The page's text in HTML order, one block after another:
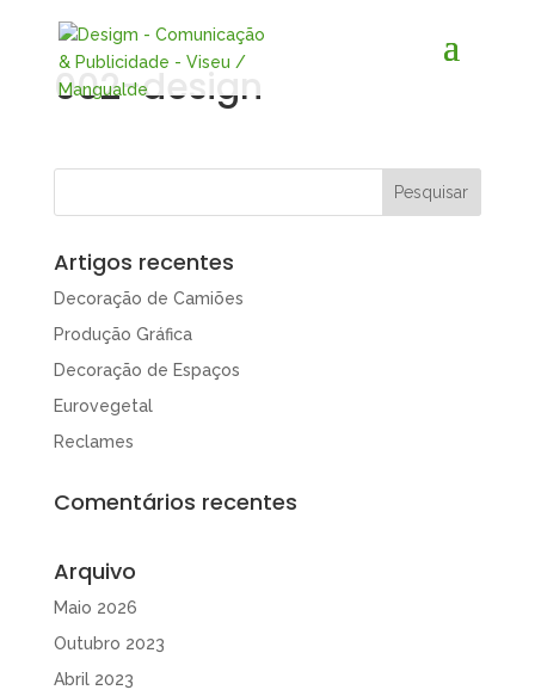
002-design
Artigos recentes
Decoração de Camiões
Produção Gráfica
Decoração de Espaços
Eurovegetal
Reclames
Comentários recentes
Arquivo
Maio 2026
Outubro 2023
Abril 2023